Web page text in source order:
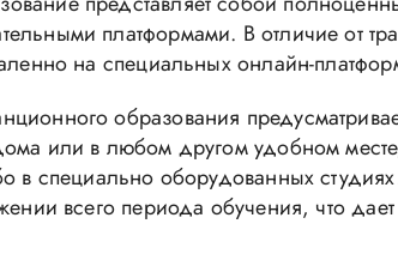
платформами. В отличие от
на специальных онлайн-
образования
или в любом другом удобном
в специально оборудованных
всего периода обучения, что